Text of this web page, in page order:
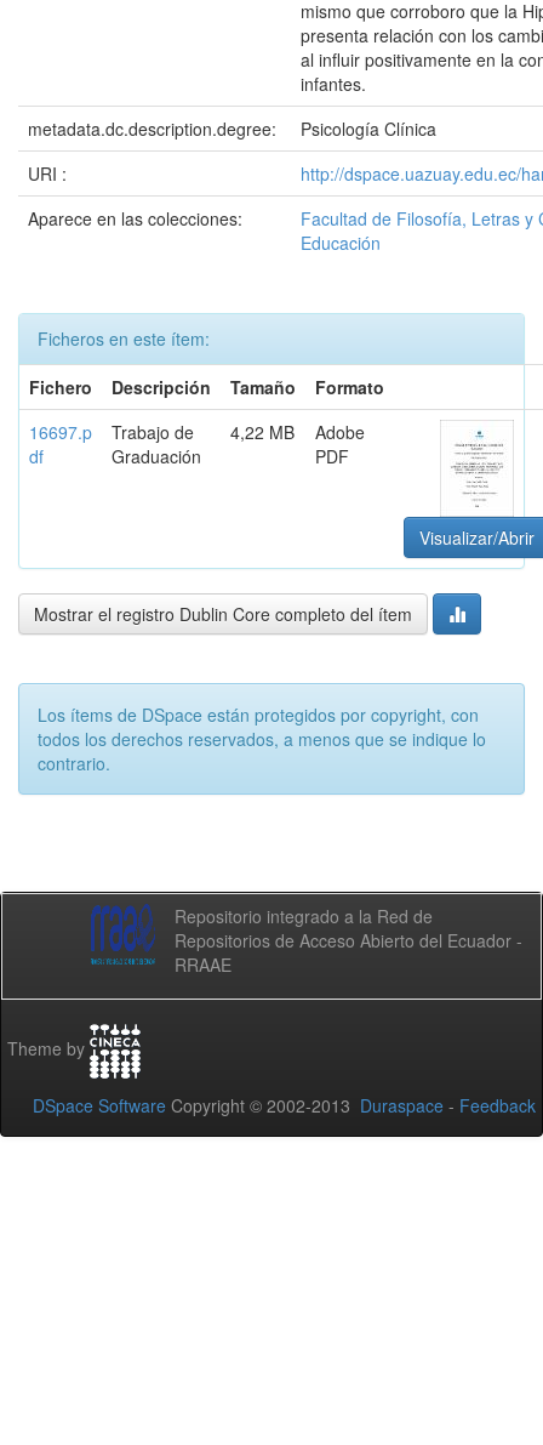
mismo que corroboro que la
presenta relación con los
al influir positivamente en la
infantes.
metadata.dc.description.degree:
Psicología Clínica
URI :
http://dspace.uazuay.edu.ec/
Aparece en las colecciones:
Facultad de Filosofía, Letras y
Educación
Ficheros en este ítem:
Fichero
Descripción Tamaño
Formato
16697.p
df
Trabajo de
Graduación
4,22 MB
Adobe
PDF
Visualizar/Abrir
Mostrar el registro Dublin Core completo del ítem
Los ítems de DSpace están protegidos por copyright, con
todos los derechos reservados, a menos que se indique lo
contrario.
Repositorio integrado a la Red de
Repositorios de Acceso Abierto del Ecuador -
RRAAE
Theme by
DSpace Software Copyright © 2002-2013 Duraspace - Feedback